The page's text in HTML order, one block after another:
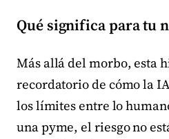
Qué significa para tu
Más allá del morbo, esta
recordatorio de cómo la
los límites entre lo
una pyme, el riesgo no